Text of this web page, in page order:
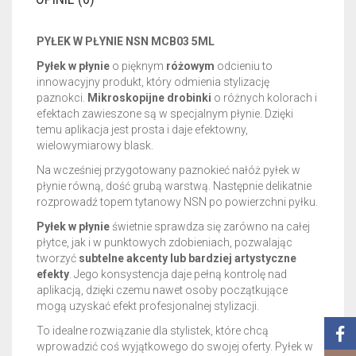
PYŁEK W PŁYNIE NSN MCB03 5ML
Pyłek w płynie o pięknym różowym odcieniu to
innowacyjny produkt, który odmienia stylizację
paznokci.
Mikroskopijne drobinki o różnych kolorach i
efektach zawieszone są w specjalnym płynie. Dzięki
temu aplikacja jest prosta i daje efektowny,
wielowymiarowy blask.
Na wcześniej przygotowany paznokieć nałóż pyłek w
płynie równą, dość grubą warstwą. Następnie delikatnie
rozprowadź topem tytanowy NSN po powierzchni pyłku.
Pyłek w płynieświetnie sprawdza się zarówno na całej
płytce, jak i w punktowych zdobieniach, pozwalając
tworzyć subtelne akcenty lub bardziej artystyczne
efekty . Jego konsystencja daje pełną kontrolę nad
aplikacją, dzięki czemu nawet osoby początkujące
mogą uzyskać efekt profesjonalnej stylizacji.
To idealne rozwiązanie dla stylistek, które chcą
wprowadzić coś wyjątkowego do swojej oferty. Pyłek w